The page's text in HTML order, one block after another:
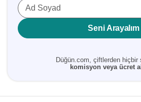
Ad Soyad
Seni Arayalım
Düğün.com, çiftlerden hiçbir
komisyon veya ücret